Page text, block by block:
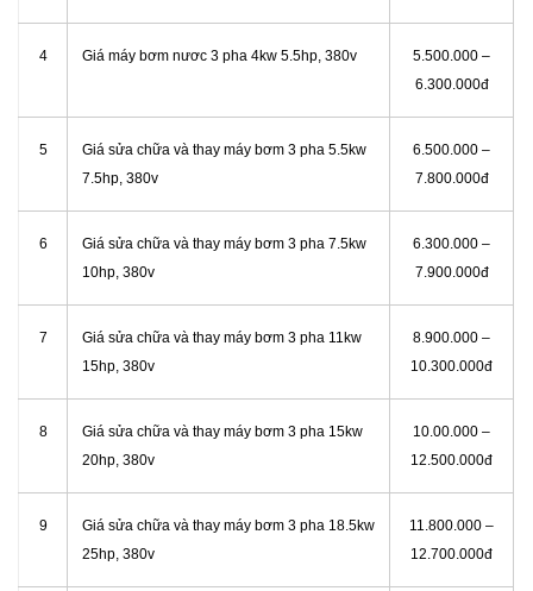
4 Giá máy bơm nươc 3 pha 4kw 5.5hp, 380v
5.500.000 –
6.300.000đ
5
Giá sửa chữa và thay máy bơm 3 pha 5.5kw
7.5hp, 380v
6.500.000 –
7.800.000đ
6
Giá sửa chữa và thay máy bơm 3 pha 7.5kw
10hp, 380v
6.300.000 –
7.900.000đ
7
Giá sửa chữa và thay máy bơm 3 pha 11kw
15hp, 380v
8.900.000 –
10.300.000đ
8
Giá sửa chữa và thay máy bơm 3 pha 15kw
20hp, 380v
10.00.000 –
12.500.000đ
9
Giá sửa chữa và thay máy bơm 3 pha 18.5kw
25hp, 380v
11.800.000 –
12.700.000đ